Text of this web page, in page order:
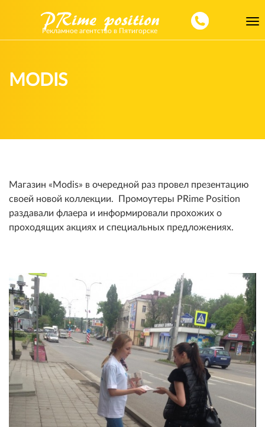
Рекламное агентство в Пятигорске
MODIS
Магазин «Моdis» в очередной раз провел презентацию
своей новой коллекции. Промоутеры PRime Position
раздавали флаера и информировали прохожих о
проходящих акциях и специальных предложениях.